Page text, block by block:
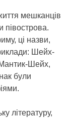
мешканців
півострова.
ці назви,
Шейх-
Шейх,
були
літературу,